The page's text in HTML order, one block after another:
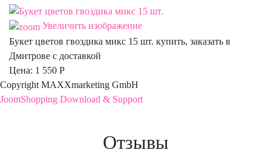
Увеличить изображение
Букет цветов гвоздика микс 15 шт. купить, заказать в
Дмитрове с доставкой
Цена: 1 550 Р
Copyright MAXXmarketing GmbH
JoomShopping Download & Support
Отзывы